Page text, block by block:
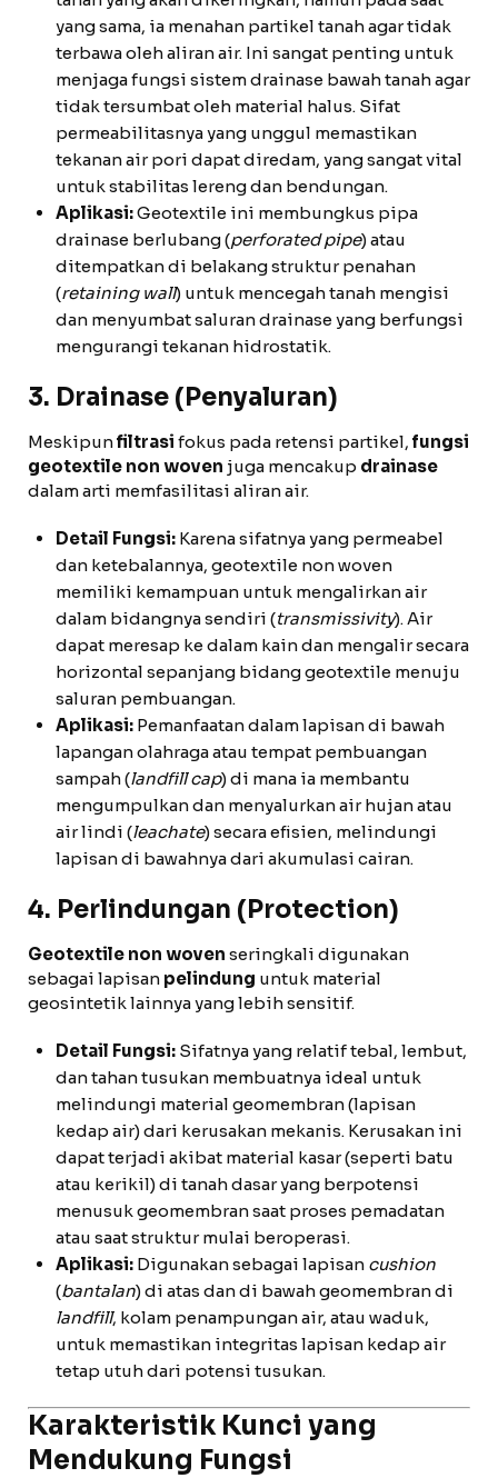
yang sama, ia menahan partikel tanah agar tidak
terbawa oleh aliran air. Ini sangat penting untuk
menjaga fungsi sistem drainase bawah tanah agar
tidak tersumbat oleh material halus. Sifat
permeabilitasnya yang unggul memastikan
tekanan air pori dapat diredam, yang sangat vital
untuk stabilitas lereng dan bendungan.
Aplikasi:Geotextile ini membungkus pipa
drainase berlubang (perforated pipe) atau
ditempatkan di belakang struktur penahan
(retaining wall) untuk mencegah tanah mengisi
dan menyumbat saluran drainase yang berfungsi
mengurangi tekanan hidrostatik.
3. Drainase (Penyaluran)
Meskipunfiltrasi fokus pada retensi partikel, fungsi
geotextile non woven juga mencakup drainase
dalam arti memfasilitasi aliran air.
Detail Fungsi: Karena sifatnya yang permeabel
dan ketebalannya, geotextile non woven
memiliki kemampuan untuk mengalirkan air
dalam bidangnya sendiri (transmissivity). Air
dapat meresap ke dalam kain dan mengalir secara
horizontal sepanjang bidang geotextile menuju
saluran pembuangan.
Aplikasi: Pemanfaatan dalam lapisan di bawah
lapangan olahraga atau tempat pembuangan
sampah (landfill cap) di mana ia membantu
mengumpulkan dan menyalurkan air hujan atau
air lindi (leachate) secara efisien, melindungi
lapisan di bawahnya dari akumulasi cairan.
4. Perlindungan (Protection)
Geotextile non woven seringkali digunakan
sebagai lapisan pelindung untuk material
geosintetik lainnya yang lebih sensitif.
Detail Fungsi: Sifatnya yang relatif tebal, lembut,
dan tahan tusukan membuatnya ideal untuk
melindungi material geomembran (lapisan
kedap air) dari kerusakan mekanis. Kerusakan ini
dapat terjadi akibat material kasar (seperti batu
atau kerikil) di tanah dasar yang berpotensi
menusuk geomembran saat proses pemadatan
atau saat struktur mulai beroperasi.
Aplikasi: Digunakan sebagai lapisan cushion
(bantalan) di atas dan di bawah geomembran di
landfill, kolam penampungan air, atau waduk,
untuk memastikan integritas lapisan kedap air
tetap utuh dari potensi tusukan.
Karakteristik Kunci yang
Mendukung Fungsi